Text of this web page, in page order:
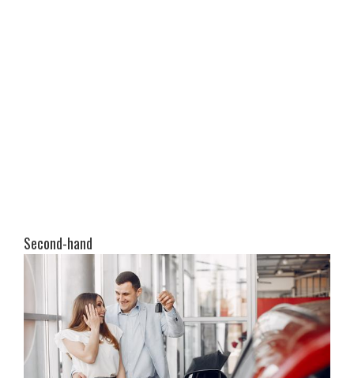
Second-hand